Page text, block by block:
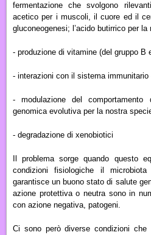
fermentazione che svolgono
acetico per i muscoli, il cuore ed il
gluconeogenesi; l’acido butirrico per
- produzione di vitamine (del gruppo
- interazioni con il sistema
- modulazione del comportamento
genomica evolutiva per la nostra
- degradazione di xenobiotici
Il problema sorge quando questo
condizioni fisiologiche il
garantisce un buono stato di salute
azione protettiva o neutra sono in
con azione negativa, patogeni.
Ci sono però diverse condizioni che